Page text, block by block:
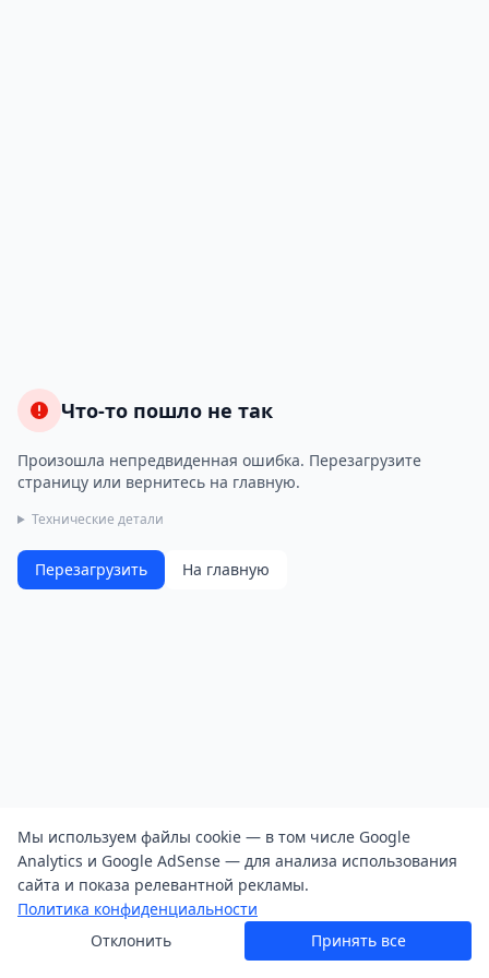
Что-то пошло не так
Произошла непредвиденная ошибка. Перезагрузите
страницу или вернитесь на главную.
Технические детали
Перезагрузить На главную
Мы используем файлы cookie — в том числе Google
Analytics и Google AdSense — для анализа использования
сайта и показа релевантной рекламы.
Политика конфиденциальности
Отклонить
Принять все